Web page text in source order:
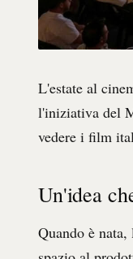
L'estate al
l'iniziativa del
vedere i film
Un'idea
Quando è